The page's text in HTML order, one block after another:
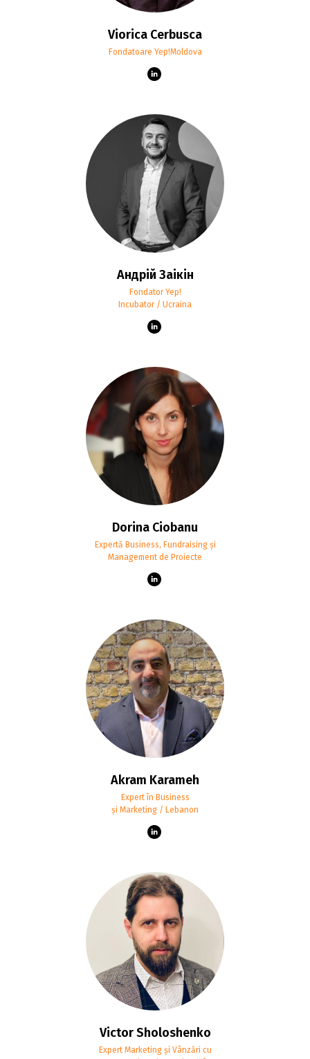
Viorica Cerbusca
Fondatoare Yep!Moldova
Андрій Заікін
Fondator Yep!
Incubator / Ucraina
Dorina Ciobanu
Expertă Business, Fundraising și
Management de Proiecte
Akram Karameh
Expert în Business
și Marketing / Lebanon
Victor Sholoshenko
Expert Marketing și Vânzări cu